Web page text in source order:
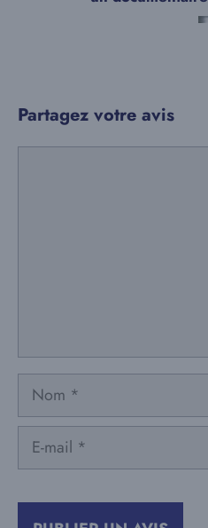
Partagez votre avis
Nom